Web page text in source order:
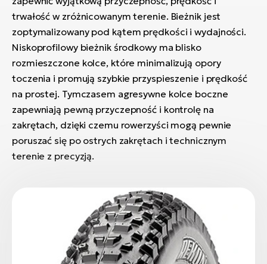
trwałość w zróżnicowanym terenie. Bieżnik jest
zoptymalizowany pod kątem prędkości i wydajności.
Niskoprofilowy bieżnik środkowy ma blisko
rozmieszczone kolce, które minimalizują opory
toczenia i promują szybkie przyspieszenie i prędkość
na prostej. Tymczasem agresywne kolce boczne
zapewniają pewną przyczepność i kontrolę na
zakrętach, dzięki czemu rowerzyści mogą pewnie
poruszać się po ostrych zakrętach i technicznym
terenie z precyzją.